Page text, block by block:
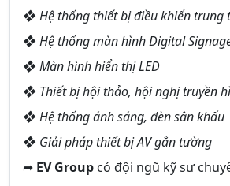
❖ Hệ thống thiết bị điều khiển trung
❖ Hệ thống màn hình Digital
❖ Màn hình hiển thị LED
❖ Thiết bị hội thảo, hội nghị truyền
❖ Hệ thống ánh sáng, đèn sân khấu
❖ Giải pháp thiết bị AV gắn tường
➦ EV Group có đội ngũ kỹ sư